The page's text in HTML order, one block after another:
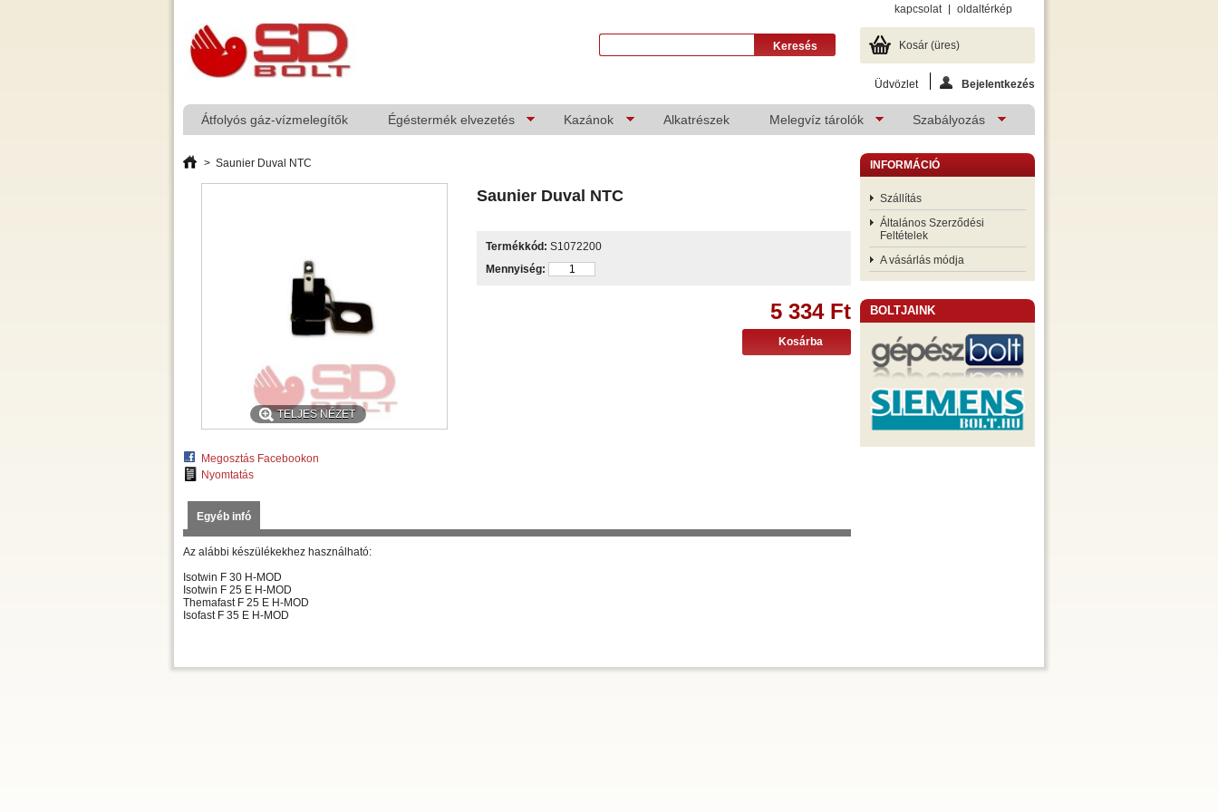
kapcsolat oldaltérkép
Kosár (üres)
Üdvözlet Bejelentkezés
Átfolyós gáz-vízmelegítők Égéstermék elvezetés Kazánok Alkatrészek Melegvíz tárolók Szabályozás
INFORMÁCIÓ
Szállítás
Általános Szerződési
Feltételek
A vásárlás módja
BOLTJAINK
> Saunier Duval NTC
TELJES NÉZET
Megosztás Facebookon
Nyomtatás
Saunier Duval NTC
Termékkód: S1072200
Mennyiség:
5 334 Ft
Egyéb infó
Az alábbi készülékekhez használható:
Isotwin F 30 H-MOD
Isotwin F 25 E H-MOD
Themafast F 25 E H-MOD
Isofast F 35 E H-MOD